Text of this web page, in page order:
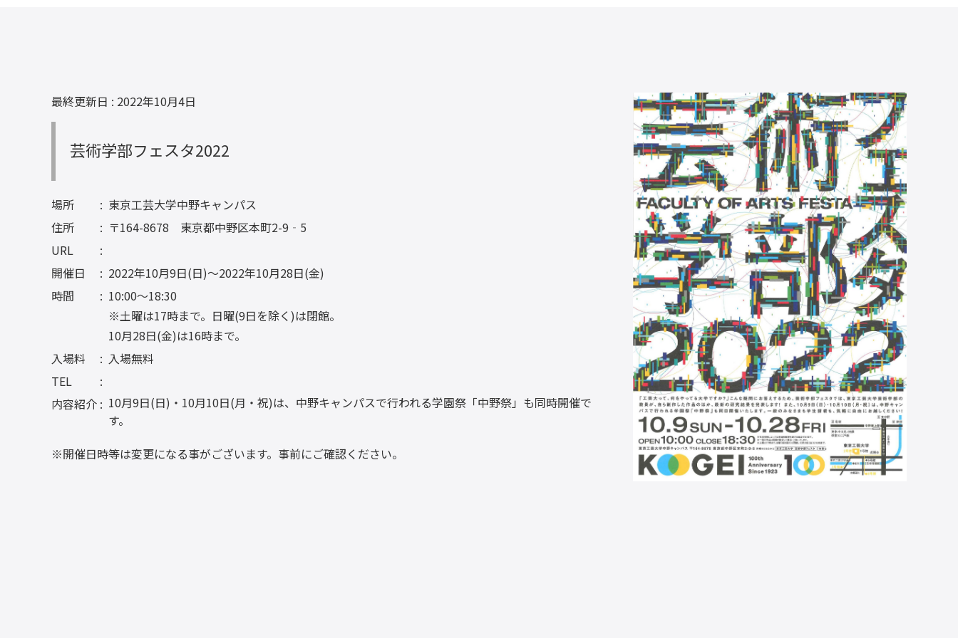
最終更新日 : 2022年10月4日
芸術学部フェスタ2022
場所
東京工芸大学中野キャンパス
住所
〒164-8678 東京都中野区本町2-9‐5
URL
開催日
2022年10月9日(日)～2022年10月28日(金)
時間
10:00～18:30
※土曜は17時まで。日曜(9日を除く)は閉館。
10月28日(金)は16時まで。
入場料
入場無料
TEL
内容紹介
10月9日(日)・10月10日(月・祝)は、中野キャンパスで行われる学園祭「中野祭」も同時開催で
す。
※開催日時等は変更になる事がございます。事前にご確認ください。